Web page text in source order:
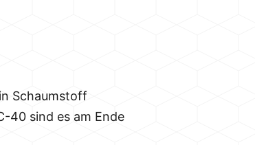
Schaumstoff
40 sind es am Ende